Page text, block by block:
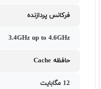
فرکانس پردازنده
3.4GHz up to 4.6GHz
حافظه Cache
12 مگابایت